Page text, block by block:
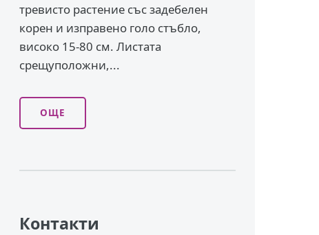
тревисто растение със задебелен
корен и изправено го­ло стъбло,
високо 15-80 см. Листата
срещуположни,...
ОЩЕ
Контакти